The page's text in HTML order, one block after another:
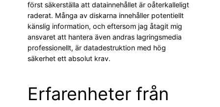
först säkerställa att datainnehållet är oåterkalleligt
raderat. Många av diskarna innehåller potentiellt
känslig information, och eftersom jag åtagit mig
ansvaret att hantera även andras lagringsmedia
professionellt, är datadestruktion med hög
säkerhet ett absolut krav.
Erfarenheter från